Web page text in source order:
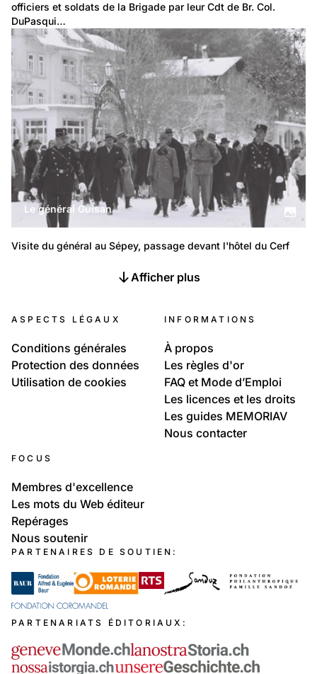
officiers et soldats de la Brigade par leur Cdt de Br. Col.
DuPasqui…
Le général Guisan
Visite du général au Sépey, passage devant l'hôtel du Cerf
Afficher plus
ASPECTS LÉGAUX
Conditions générales
Protection des données
Utilisation de cookies
INFORMATIONS
À propos
Les règles d'or
FAQ et Mode d’Emploi
Les licences et les droits
Les guides MEMORIAV
Nous contacter
FOCUS
Membres d'excellence
Les mots du Web éditeur
Repérages
Nous soutenir
PARTENAIRES DE SOUTIEN:
PARTENARIATS ÉDITORIAUX: